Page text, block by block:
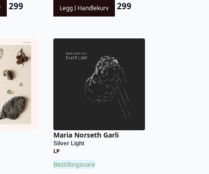
299 Legg I Handlekurv 299
Maria Norseth Garli
Silver Light
LP
Bestillingsvare